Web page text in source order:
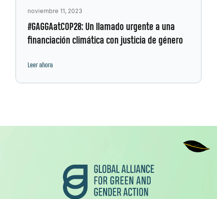
noviembre 11, 2023
#GAGGAatCOP28: Un llamado urgente a una
financiación climática con justicia de género
Leer ahora